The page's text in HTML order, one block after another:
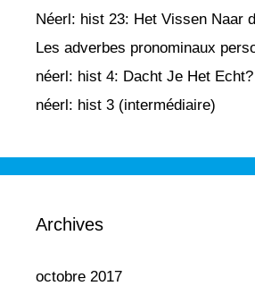
Néerl: hist 23: Het Vissen Naar
Les adverbes pronominaux
néerl: hist 4: Dacht Je Het Echt?
néerl: hist 3 (intermédiaire)
Archives
octobre 2017